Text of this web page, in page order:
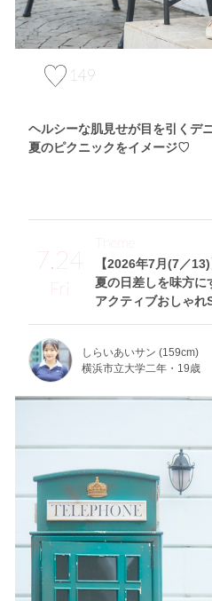
149
ヘルシーな肌見せが目を引くデ
夏のピクニックをイメージ♡
7.24
Fri
【2026年7月(7／13)
夏の日差しを味方に
アクティブおしゃれ
Theme
しらいあいサン (159cm)
横浜市立大学二年・19歳